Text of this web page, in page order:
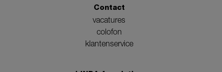
Contact
vacatures
colofon
klantenservice